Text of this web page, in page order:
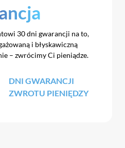
30 dni gwarancji na to,
i błyskawiczną
– zwrócimy Ci pieniądze.
DNI GWARANCJI
ZWROTU PIENIĘDZY